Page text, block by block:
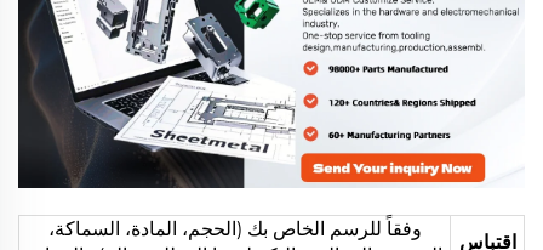
اقتباس
وفقاً للرسم الخاص بك (الحجم، المادة، السماكة،